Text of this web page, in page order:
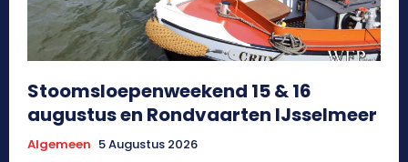
Stoomsloepenweekend 15 & 16
augustus en Rondvaarten IJsselmeer
Algemeen 5 Augustus 2026